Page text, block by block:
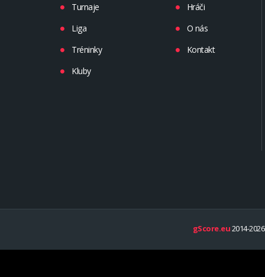
Turnaje
Liga
Tréninky
Kluby
Hráči
O nás
Kontakt
gScore.eu2014-